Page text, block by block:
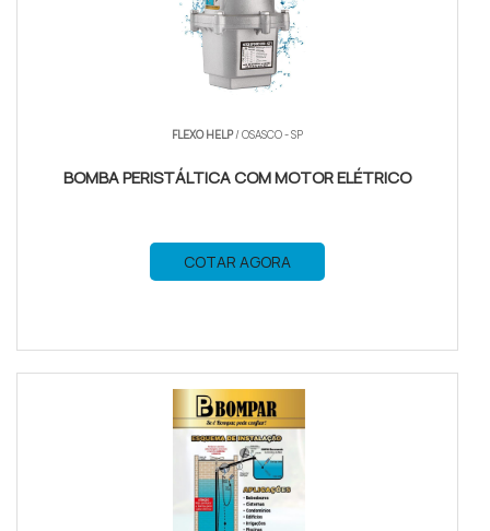
FLEXO HELP/ OSASCO - SP
BOMBA PERISTÁLTICA COM MOTOR ELÉTRICO
COTAR AGORA